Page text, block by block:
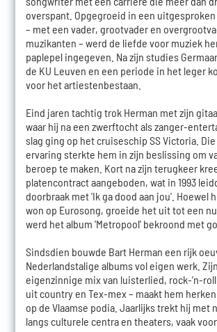
overspant. Opgegroeid in een uitgesproken
– met een vader, grootvader en
muzikanten – werd de liefde voor muziek
paplepel ingegeven. Na zijn studies
de KU Leuven en een periode in het leger
voor het artiestenbestaan.
Eind jaren tachtig trok Herman met zijn
waar hij na een zwerftocht als zanger-
slag ging op het cruiseschip SS Victoria.
ervaring sterkte hem in zijn beslissing om
beroep te maken. Kort na zijn terugkeer
platencontract aangeboden, wat in 1993
doorbraak met 'Ik ga dood aan jou'. Hoewel
won op Eurosong, groeide het uit tot een
werd het album 'Metropool' bekroond met
Sindsdien bouwde Bart Herman een rijk
Nederlandstalige albums vol eigen werk.
eigenzinnige mix van luisterlied, rock-’n-
uit country en Tex-mex – maakt hem
op de Vlaamse podia. Jaarlijks trekt hij met
langs culturele centra en theaters, vaak